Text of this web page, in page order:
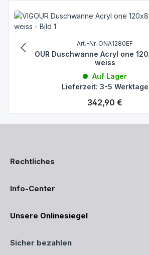
Art.-Nr. ONA1280EF
VIGOUR Duschwanne Acryl one
weiss
Auf Lager
Lieferzeit: 3-5 Werktage
Regulärer Preis:
342,90 €
Rechtliches
Info-Center
Unsere Onlinesiegel
Sicher bezahlen